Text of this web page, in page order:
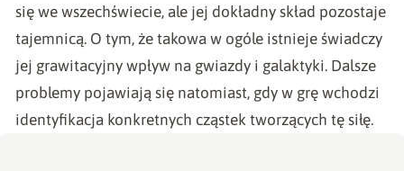
się we wszechświecie, ale jej dokładny skład pozostaje
tajemnicą. O tym, że takowa w ogóle istnieje świadczy
jej grawitacyjny wpływ na gwiazdy i galaktyki. Dalsze
problemy pojawiają się natomiast, gdy w grę wchodzi
identyfikacja konkretnych cząstek tworzących tę siłę.